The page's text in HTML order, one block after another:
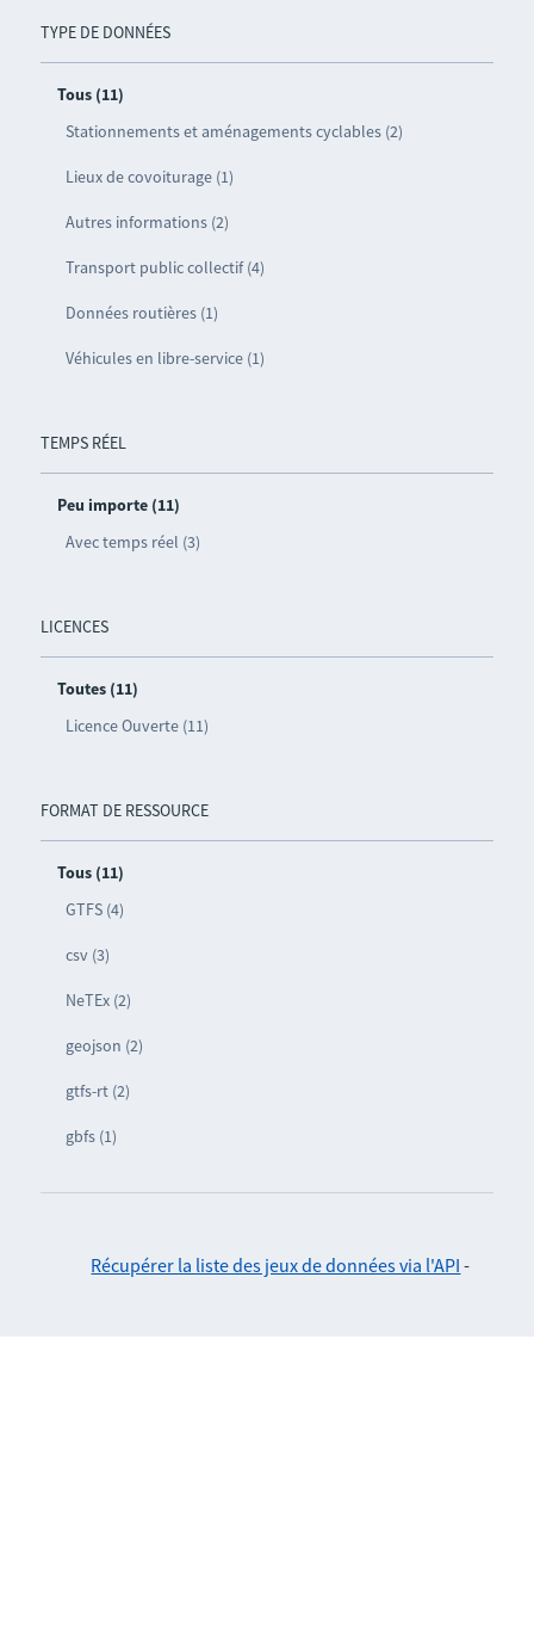
TYPE DE DONNÉES
Tous (11)
Stationnements et aménagements cyclables (2)
Lieux de covoiturage (1)
Autres informations (2)
Transport public collectif (4)
Données routières (1)
Véhicules en libre-service (1)
TEMPS RÉEL
Peu importe (11)
Avec temps réel (3)
LICENCES
Toutes (11)
Licence Ouverte (11)
FORMAT DE RESSOURCE
Tous (11)
GTFS (4)
csv (3)
NeTEx (2)
geojson (2)
gtfs-rt (2)
gbfs (1)
Récupérer la liste des jeux de données via l'API -